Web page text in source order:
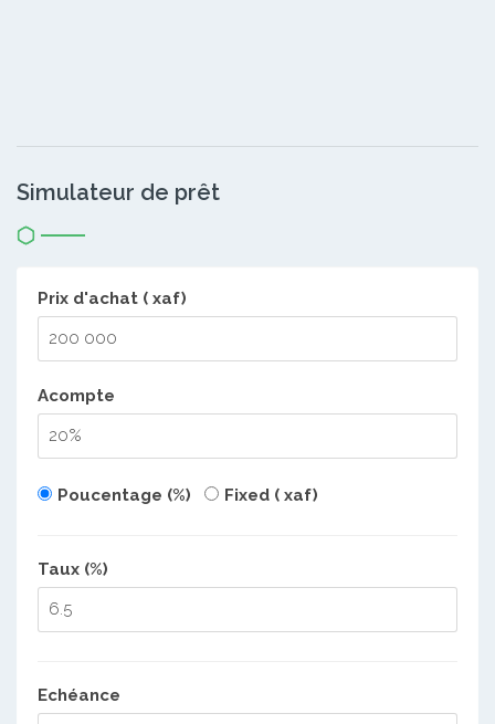
Simulateur de prêt
Prix d'achat ( xaf)
Acompte
Poucentage (%) Fixed ( xaf)
Taux (%)
Echéance